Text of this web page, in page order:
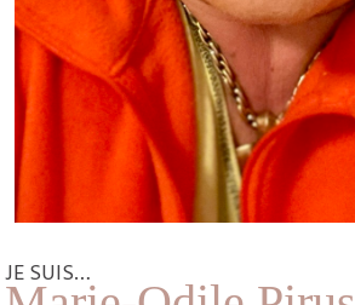
JE SUIS…